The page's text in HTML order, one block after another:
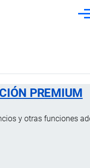
PREMIUM
y otras funciones
…, 10 Marzo, 2025